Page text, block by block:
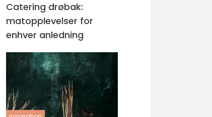
Catering drøbak:
matopplevelser for
enhver anledning